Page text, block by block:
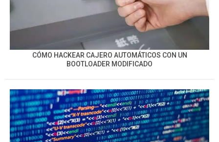
CÓMO HACKEAR CAJERO AUTOMÁTICOS CON UN
BOOTLOADER MODIFICADO